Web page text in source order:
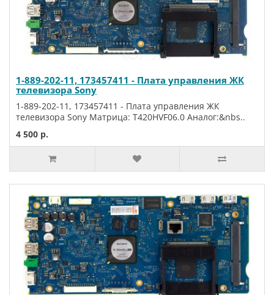
1-889-202-11, 173457411 - Плата управления ЖК
телевизора Sony
1-889-202-11, 173457411 - Плата управления ЖК
телевизора Sony Матрица: T420HVF06.0 Аналог:&nbs..
4 500 р.